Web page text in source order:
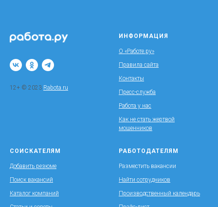
12+ © 2023 Rabota.ru
ИНФОРМАЦИЯ
О «Работе.ру»
Правила сайта
Контакты
Пресс-служба
Работа у нас
Как не стать жертвой
мошенников
СОИСКАТЕЛЯМ
Добавить резюме
Поиск вакансий
Каталог компаний
РАБОТОДАТЕЛЯМ
Разместить вакансии
Найти сотрудников
Производственный календарь